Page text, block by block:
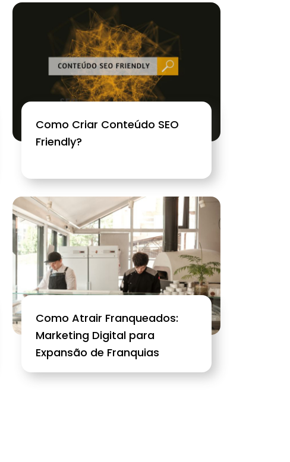
Como Criar Conteúdo SEO
Friendly?
Como Atrair Franqueados:
Marketing Digital para
Expansão de Franquias